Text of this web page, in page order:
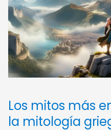
Los mitos más
la mitología